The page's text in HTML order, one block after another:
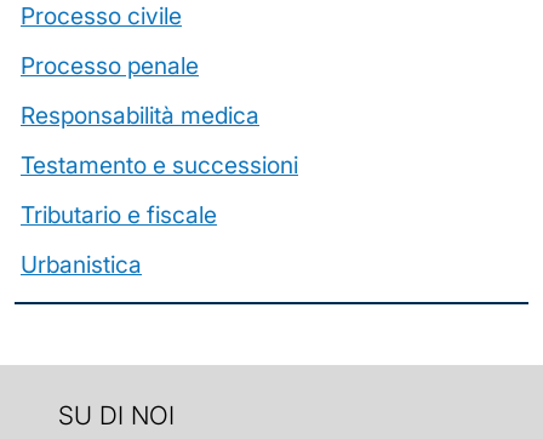
Processo civile
Processo penale
Responsabilità medica
Testamento e successioni
Tributario e fiscale
Urbanistica
SU DI NOI